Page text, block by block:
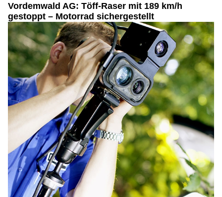
Vordemwald AG: Töff-Raser mit 189 km/h
gestoppt – Motorrad sichergestellt